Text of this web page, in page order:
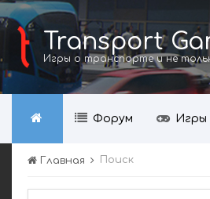
Transport
Игры о транспорте и не
Форум Игры
Главная Поиск